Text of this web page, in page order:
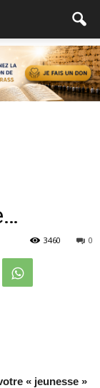
0
3460
« jeunesse »